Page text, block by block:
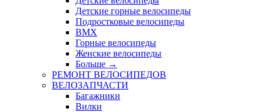
Детские горные велосипеды
Подростковые велосипеды
BMX
Горные велосипеды
Женские велосипеды
Больше →
РЕМОНТ ВЕЛОСИПЕДОВ
ВЕЛОЗАПЧАСТИ
Багажники
Вилки